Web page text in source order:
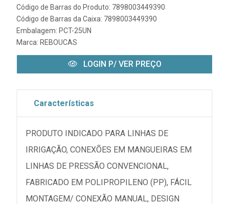
Código de Barras do Produto: 7898003449390
Código de Barras da Caixa: 7898003449390
Embalagem: PCT-25UN
Marca: REBOUCAS
LOGIN P/ VER PREÇO
Características
PRODUTO INDICADO PARA LINHAS DE
IRRIGAÇÃO, CONEXÕES EM MANGUEIRAS EM
LINHAS DE PRESSÃO CONVENCIONAL,
FABRICADO EM POLIPROPILENO (PP), FÁCIL
MONTAGEM/ CONEXÃO MANUAL, DESIGN